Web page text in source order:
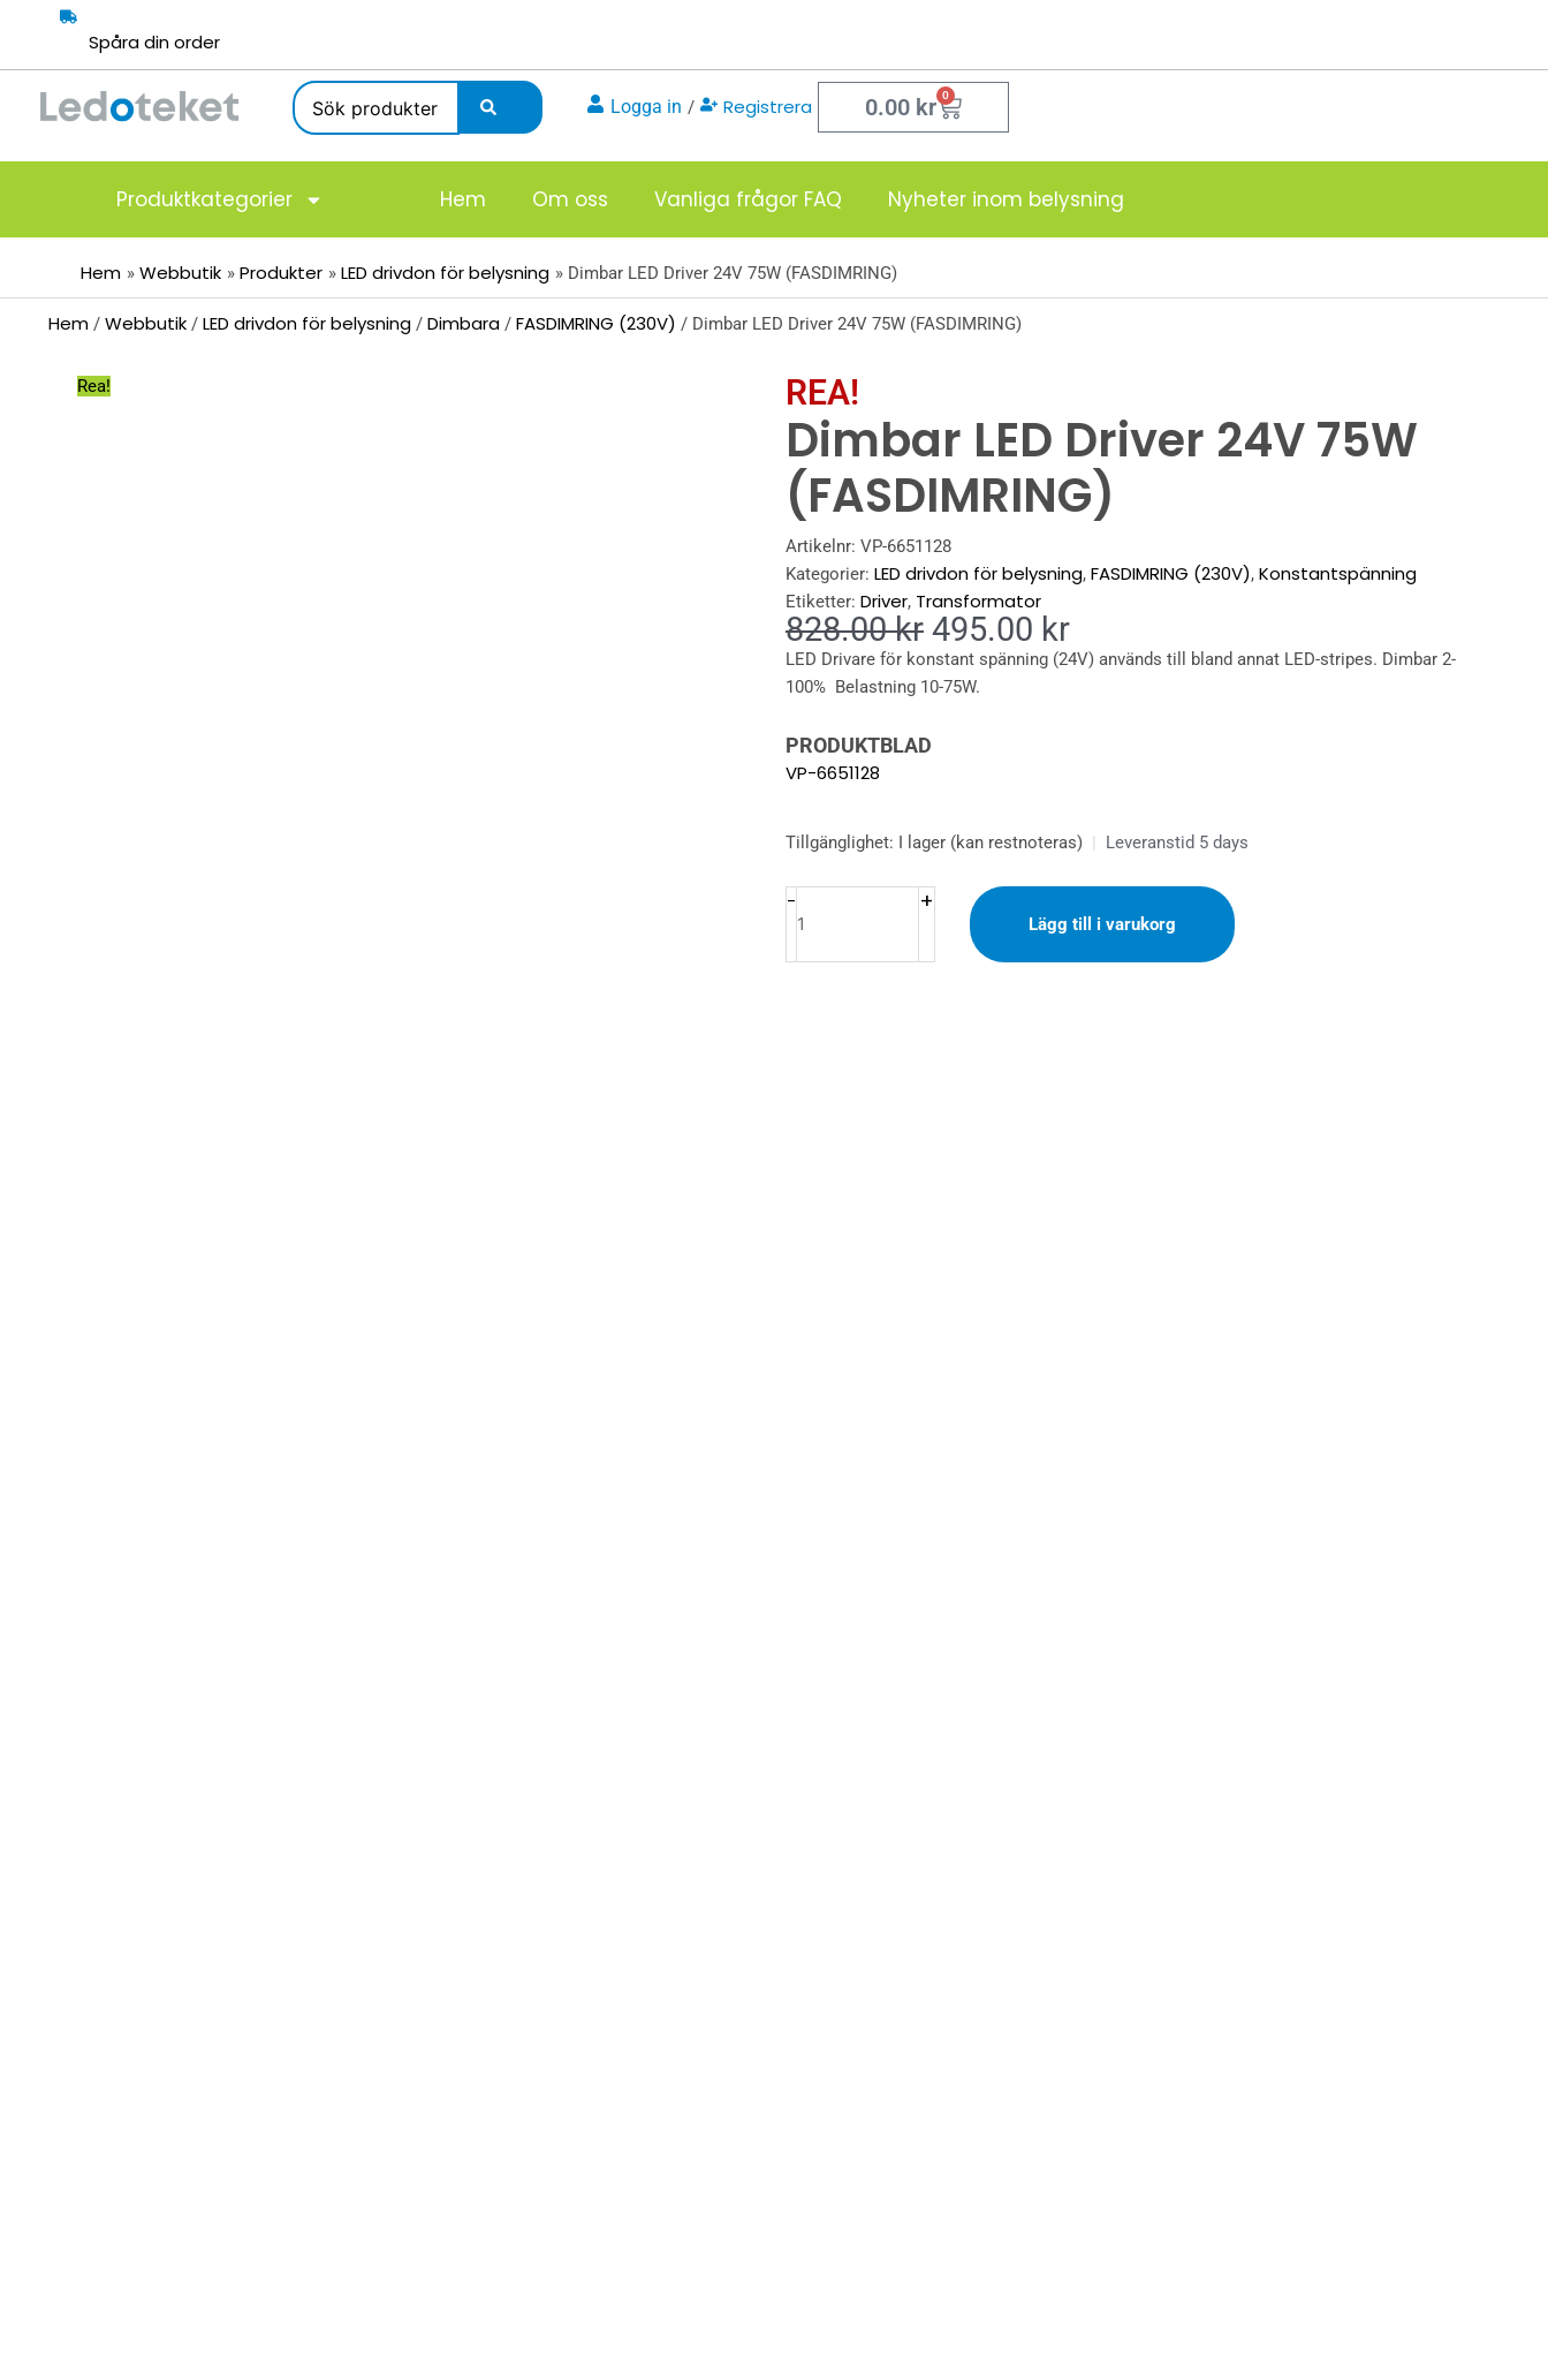
innehåll
Spåra din order
Search
...
Logga in / Registrera 0.00 kr 0
Varukorg
Produktkategorier Hem Om oss Vanliga frågor FAQ Nyheter inom belysning
Hem Webbutik Produkter LED drivdon för belysning Dimbar LED Driver 24V 75W (FASDIMRING)
Hem / Webbutik / LED drivdon för belysning / Dimbara / FASDIMRING (230V) / Dimbar LED Driver 24V 75W (FASDIMRING)
Rea! REA!
Dimbar LED Driver 24V 75W
(FASDIMRING)
Artikelnr: VP-6651128
Kategorier: LED drivdon för belysning, FASDIMRING (230V), Konstantspänning
Etiketter: Driver, Transformator
828.00kr Det
ursprungliga
priset
495.00 krDet
nuvarande
LED Drivare för konstant spänning (24V) används till bland annat LED-stripes. Dimbar 2-
100% Belastning 10-75W.
PRODUKTBLAD
VP-6651128
Tillgänglighet: I lager (kan restnoteras) | Leveranstid 5 days
-
Dimbar
Driver
24V
+
Lägg till i varukorg